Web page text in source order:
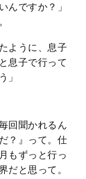
んですか？」
ように、息子
息子で行って
」
回聞かれるん
？』って。仕
もずっと行っ
だと思って。